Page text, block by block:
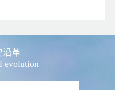
沿革
evolution